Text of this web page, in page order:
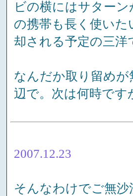
ビの横にはサター
の携帯も長く使い
却される予定の三
なんだか取り留め
辺で。次は何時です
2007.12.23
そんなわけでご無